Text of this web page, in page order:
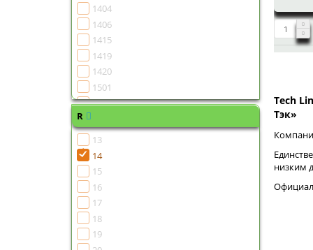
1404
1406
1415
1419
1420
1501
1502
1505
1507
1510
1513
R
13
14
15
16
17
18
19
Tech
Тэк»
низким